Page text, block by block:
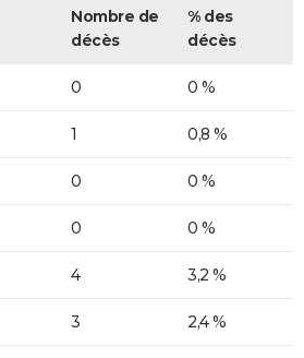
Nombre de
décès
% des
décès
0 0 %
1 0,8 %
0 0 %
0 0 %
4 3,2 %
3 2,4 %